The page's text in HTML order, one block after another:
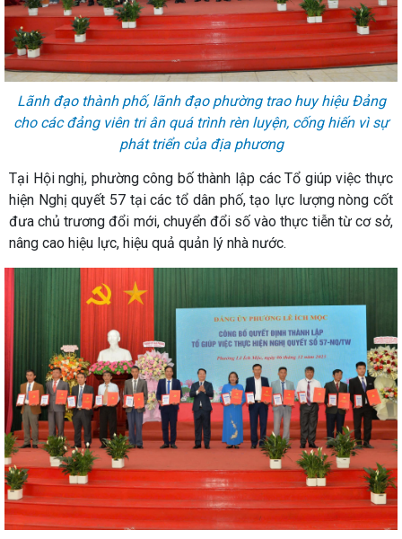
Lãnh đạo thành phố, lãnh đạo phường trao huy hiệu Đảng
cho các đảng viên tri ân quá trình rèn luyện, cống hiến vì sự
phát triển của địa phương
Tại Hội nghị, phường công bố thành lập các Tổ giúp việc thực
hiện Nghị quyết 57 tại các tổ dân phố, tạo lực lượng nòng cốt
đưa chủ trương đổi mới, chuyển đổi số vào thực tiễn từ cơ sở,
nâng cao hiệu lực, hiệu quả quản lý nhà nước.